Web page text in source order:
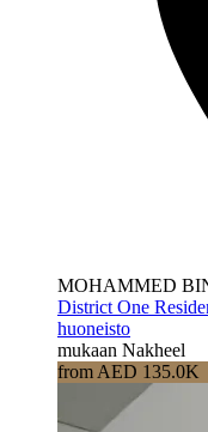
MOHAMMED
District One
huoneisto
mukaan Nakheel
from AED 135.0K